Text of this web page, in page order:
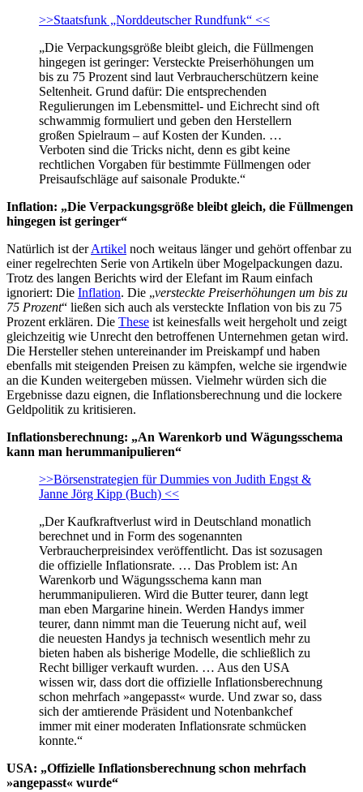
>>Staatsfunk „Norddeutscher Rundfunk“ <<
„Die Verpackungsgröße bleibt gleich, die Füllmengen
hingegen ist geringer: Versteckte Preiserhöhungen um
bis zu 75 Prozent sind laut Verbraucherschützern keine
Seltenheit. Grund dafür: Die entsprechenden
Regulierungen im Lebensmittel- und Eichrecht sind oft
schwammig formuliert und geben den Herstellern
großen Spielraum – auf Kosten der Kunden. …
Verboten sind die Tricks nicht, denn es gibt keine
rechtlichen Vorgaben für bestimmte Füllmengen oder
Preisaufschläge auf saisonale Produkte.“
Inflation: „Die Verpackungsgröße bleibt gleich, die Füllmengen
hingegen ist geringer“
Natürlich ist derArtikel noch weitaus länger und gehört offenbar zu
einer regelrechten Serie von Artikeln über Mogelpackungen dazu.
Trotz des langen Berichts wird der Elefant im Raum einfach
ignoriert: Die Inflation. Die „versteckte Preiserhöhungen um bis zu
75 Prozent“ ließen sich auch als versteckte Inflation von bis zu 75
Prozent erklären. Die These ist keinesfalls weit hergeholt und zeigt
gleichzeitig wie Unrecht den betroffenen Unternehmen getan wird.
Die Hersteller stehen untereinander im Preiskampf und haben
ebenfalls mit steigenden Preisen zu kämpfen, welche sie irgendwie
an die Kunden weitergeben müssen. Vielmehr würden sich die
Ergebnisse dazu eignen, die Inflationsberechnung und die lockere
Geldpolitik zu kritisieren.
Inflationsberechnung: „An Warenkorb und Wägungsschema
kann man herummanipulieren“
>>Börsenstrategien für Dummies von Judith Engst &
Janne Jörg Kipp (Buch) <<
„Der Kaufkraftverlust wird in Deutschland monatlich
berechnet und in Form des sogenannten
Verbraucherpreisindex veröffentlicht. Das ist sozusagen
die offizielle Inflationsrate. … Das Problem ist: An
Warenkorb und Wägungsschema kann man
herummanipulieren. Wird die Butter teurer, dann legt
man eben Margarine hinein. Werden Handys immer
teurer, dann nimmt man die Teuerung nicht auf, weil
die neuesten Handys ja technisch wesentlich mehr zu
bieten haben als bisherige Modelle, die schließlich zu
Recht billiger verkauft wurden. … Aus den USA
wissen wir, dass dort die offizielle Inflationsberechnung
schon mehrfach »angepasst« wurde. Und zwar so, dass
sich der amtierende Präsident und Notenbankchef
immer mit einer moderaten Inflationsrate schmücken
konnte.“
USA: „Offizielle Inflationsberechnung schon mehrfach
»angepasst« wurde“